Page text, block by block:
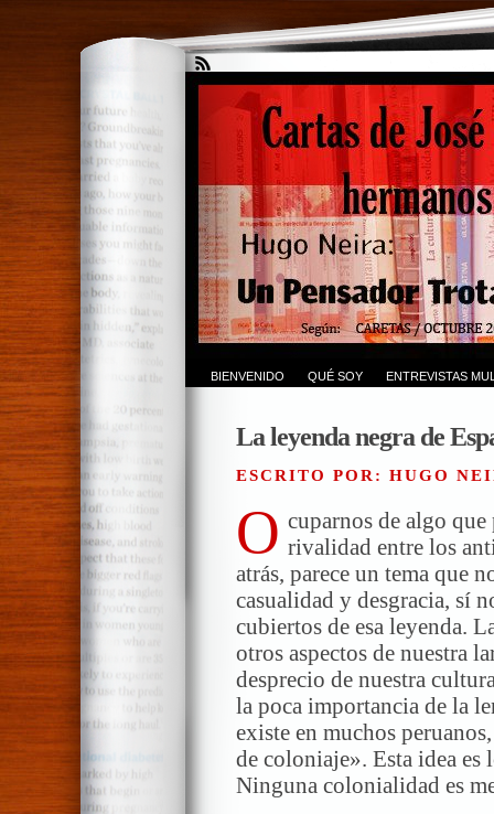
BIENVENIDO QUÉ SOY ENTREVISTAS
La leyenda negra de
ESCRITO POR: HUGO
O cuparnos de algo que
rivalidad entre los
atrás, parece un tema que
casualidad y desgracia, sí
cubiertos de esa leyenda.
otros aspectos de nuestra
desprecio de nuestra
la poca importancia de la
existe en muchos
de coloniaje». Esta idea es
Ninguna colonialidad es